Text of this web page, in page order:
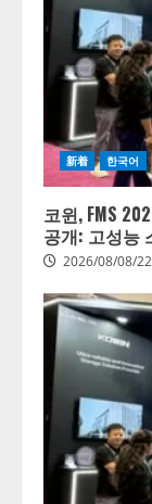
新着 한국어
코윈, FMS
공개: 고성능
2026/08/08/